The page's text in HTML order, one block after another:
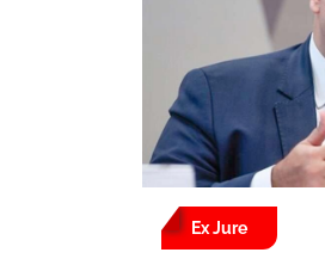
Ex Jure